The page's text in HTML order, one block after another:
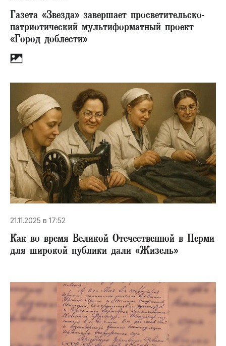
Газета «Звезда» завершает просветительско-
патриотический мультиформатный проект
«Город доблести»
21.11.2025 в 17:52
Как во время Великой Отечественной в Перми
для широкой публики дали «Жизель»